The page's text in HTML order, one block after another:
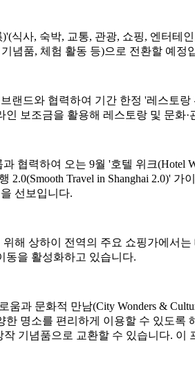
)'(식사, 숙박, 교통, 관광, 쇼핑, 엔터
념품, 체험 활동 등)으로 전환할 예정
랜드와 협력하여 기간 한정 '레스토랑
보조금을 활용해 레스토랑 및 문화
협력하여 오는 9월 '호텔 위크
2.0(Smooth Travel in Shanghai 2.0)'
선보입니다.
해 상하이 전역의 주요 쇼핑가에서
동을 활성화하고 있습니다.
과 문화적 만남(City Wonders &
명소를 편리하게 이용할 수 있도록
기념품으로 교환할 수 있습니다.